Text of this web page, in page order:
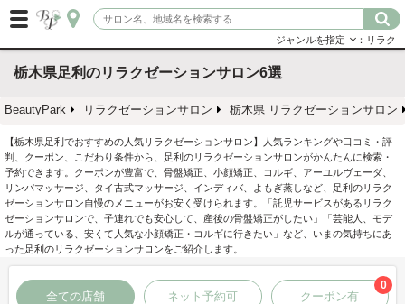
ジャンルを指定 ：リラク
栃木県足利のリラクゼーションサロン6選
BeautyPark リラクゼーションサロン 栃木県 リラクゼーションサロン
【栃木県足利でおすすめの人気リラクゼーションサロン】人気ランキングや口コミ・評
判、クーポン、こだわり条件から、足利のリラクゼーションサロンがかんたんに検索・
予約できます。クーポンが豊富で、骨盤矯正、小顔矯正、コルギ、アーユルヴェーダ、
リンパマッサージ、タイ古式マッサージ、インディバ、よもぎ蒸しなど、足利のリラク
ゼーションサロン自慢のメニューがお安く受けられます。「託児サービスがあるリラク
ゼーションサロンで、子連れでも安心して、産後の骨盤矯正がしたい」「芸能人、モデ
ルが通っている、安くて人気な小顔矯正・コルギに行きたい」など、いまの気持ちにあ
った足利のリラクゼーションサロンをご紹介します。
全ての店舗 ネット予約可 クーポン有
0